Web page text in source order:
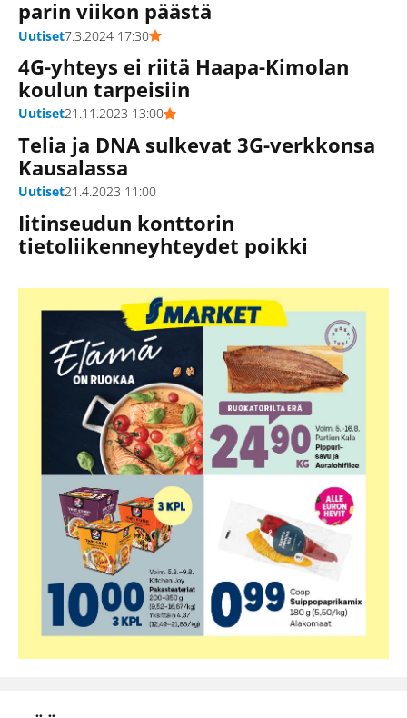
parin viikon päästä
Uutiset7.3.2024 17:30
4G-yhteys ei riitä Haapa-Kimolan
koulun tarpeisiin
Uutiset21.11.2023 13:00
Telia ja DNA sulkevat 3G-verkkonsa
Kausalassa
Uutiset21.4.2023 11:00
Iitinseudun konttorin
tietoliikenneyhteydet poikki